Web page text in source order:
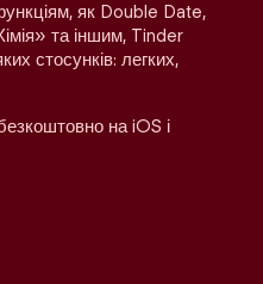
як Double Date,
та іншим, Tinder
стосунків: легких,
на iOS і